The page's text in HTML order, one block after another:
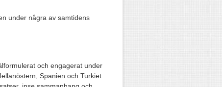
under några av samtidens
och engagerat under
Spanien och Turkiet